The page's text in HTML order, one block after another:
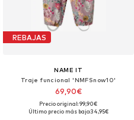
REBAJAS
NAME IT
Traje funcional 'NMFSnow10'
69,90€
Precio original: 99,90€
Último precio más bajo:34,95€